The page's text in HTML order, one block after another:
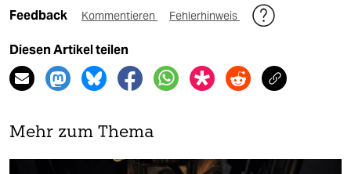
Feedback Kommentieren Fehlerhinweis
Diesen Artikel teilen
Mehr zum Thema